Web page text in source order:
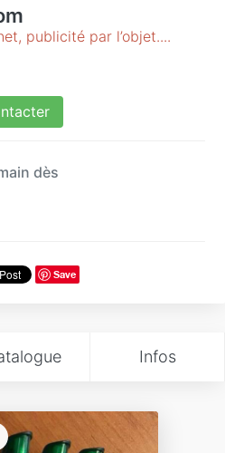
publicité par l’objet....
dès
Save
Infos